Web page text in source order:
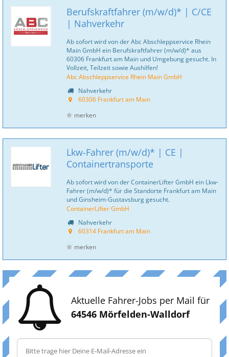
Berufskraftfahrer (m/w/d)* | C/CE
| Nahverkehr
Ab sofort wird von der Abc Abschleppservice Rhein
Main GmbH ein Berufskraftfahrer (m/w/d)* aus
60306 Frankfurt am Main und Umgebung gesucht. In
Vollzeit, Teilzeit sowie Aushilfen!
Abc Abschleppservice Rhein Main GmbH
Nahverkehr
60306 Frankfurt am Main
merken
Lkw-Fahrer (m/w/d)* | CE |
Containertransporte
Ab sofort wird von der ContainerLifter GmbH ein Lkw-
Fahrer (m/w/d)* für die Standorte Frankfurt am Main
und Ginsheim-Gustavsburg gesucht.
ContainerLifter GmbH
Nahverkehr
60314 Frankfurt am Main
merken
Aktuelle Fahrer-Jobs per Mail für
64546 Mörfelden-Walldorf